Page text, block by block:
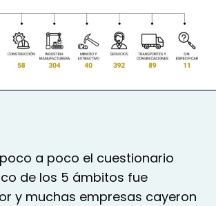
a poco el cuestionario
de los 5 ámbitos fue
y muchas empresas cayeron